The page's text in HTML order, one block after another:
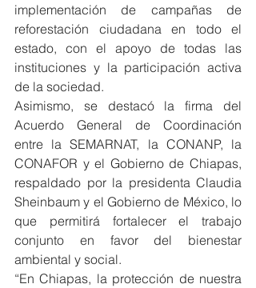
implementación de campañas de
reforestación ciudadana en todo el
estado, con el apoyo de todas las
instituciones y la participación activa
de la sociedad.
Asimismo, se destacó la firma del
Acuerdo General de Coordinación
entre la SEMARNAT, la CONANP, la
CONAFOR y el Gobierno de Chiapas,
respaldado por la presidenta Claudia
Sheinbaum y el Gobierno de México, lo
que permitirá fortalecer el trabajo
conjunto en favor del bienestar
ambiental y social.
“En Chiapas, la protección de nuestra